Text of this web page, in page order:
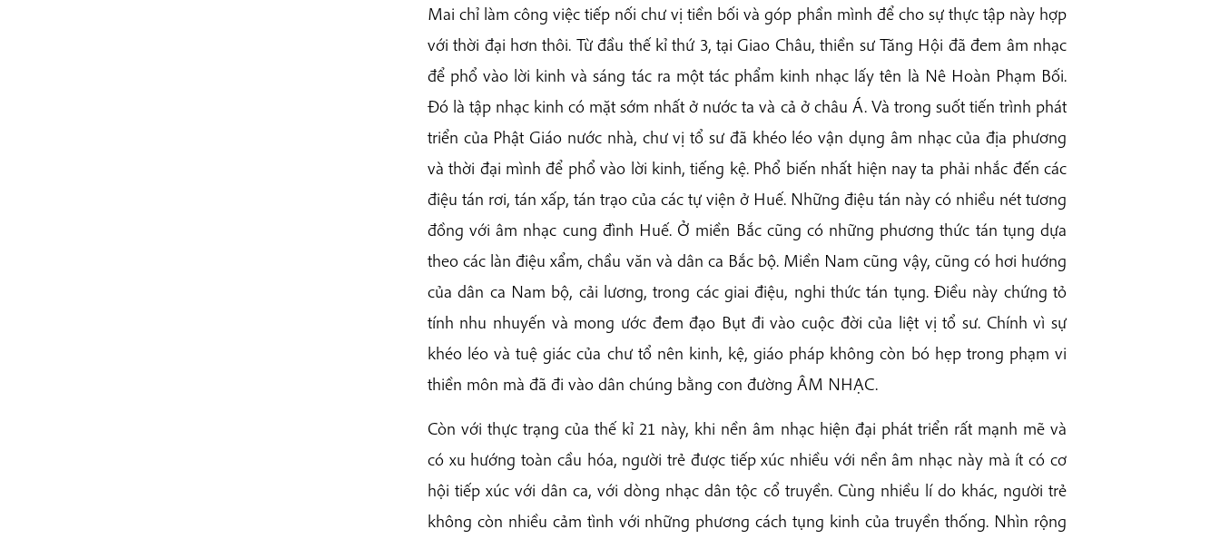
Mai chỉ làm công việc tiếp nối chư vị tiền bối và góp phần mình để cho sự thực tập này hợp
với thời đại hơn thôi. Từ đầu thế kỉ thứ 3, tại Giao Châu, thiền sư Tăng Hội đã đem âm nhạc
để phổ vào lời kinh và sáng tác ra một tác phẩm kinh nhạc lấy tên là Nê Hoàn Phạm Bối.
Đó là tập nhạc kinh có mặt sớm nhất ở nước ta và cả ở châu Á. Và trong suốt tiến trình phát
triển của Phật Giáo nước nhà, chư vị tổ sư đã khéo léo vận dụng âm nhạc của địa phương
và thời đại mình để phổ vào lời kinh, tiếng kệ. Phổ biến nhất hiện nay ta phải nhắc đến các
điệu tán rơi, tán xấp, tán trạo của các tự viện ở Huế. Những điệu tán này có nhiều nét tương
đồng với âm nhạc cung đình Huế. Ở miền Bắc cũng có những phương thức tán tụng dựa
theo các làn điệu xẩm, chầu văn và dân ca Bắc bộ. Miền Nam cũng vậy, cũng có hơi hướng
của dân ca Nam bộ, cải lương, trong các giai điệu, nghi thức tán tụng. Điều này chứng tỏ
tính nhu nhuyến và mong ước đem đạo Bụt đi vào cuộc đời của liệt vị tổ sư. Chính vì sự
khéo léo và tuệ giác của chư tổ nên kinh, kệ, giáo pháp không còn bó hẹp trong phạm vi
thiền môn mà đã đi vào dân chúng bằng con đường ÂM NHẠC.
Còn với thực trạng của thế kỉ 21 này, khi nền âm nhạc hiện đại phát triển rất mạnh mẽ và
có xu hướng toàn cầu hóa, người trẻ được tiếp xúc nhiều với nền âm nhạc này mà ít có cơ
hội tiếp xúc với dân ca, với dòng nhạc dân tộc cổ truyền. Cùng nhiều lí do khác, người trẻ
không còn nhiều cảm tình với những phương cách tụng kinh của truyền thống. Nhìn rộng